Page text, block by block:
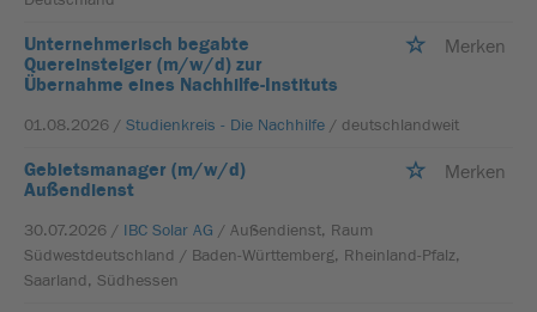
Unternehmerisch begabte
Quereinsteiger (m/w/d) zur
Übernahme eines Nachhilfe-Instituts
Merken
01.08.2026 / Studienkreis - Die Nachhilfe / deutschlandweit
Gebietsmanager (m/w/d)
Außendienst
Merken
30.07.2026 / IBC Solar AG / Außendienst, Raum
Südwestdeutschland / Baden-Württemberg, Rheinland-Pfalz,
Saarland, Südhessen